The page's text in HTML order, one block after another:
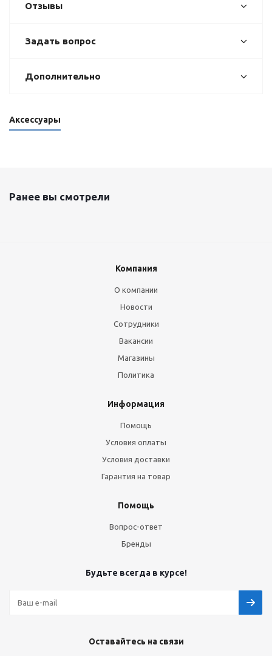
Отзывы
Задать вопрос
Дополнительно
Аксессуары
Ранее вы смотрели
Компания
О компании
Новости
Сотрудники
Вакансии
Магазины
Политика
Информация
Помощь
Условия оплаты
Условия доставки
Гарантия на товар
Помощь
Вопрос-ответ
Бренды
Будьте всегда в курсе!
Оставайтесь на связи